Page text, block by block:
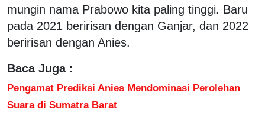
mungin nama Prabowo kita paling tinggi. Baru
pada 2021 beririsan dengan Ganjar, dan 2022
beririsan dengan Anies.
Baca Juga :
Pengamat Prediksi Anies Mendominasi Perolehan
Suara di Sumatra Barat